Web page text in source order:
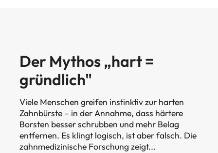
Der Mythos „hart =
gründlich"
Viele Menschen greifen instinktiv zur harten
Zahnbürste – in der Annahme, dass härtere
Borsten besser schrubben und mehr Belag
entfernen. Es klingt logisch, ist aber falsch. Die
zahnmedizinische Forschung zeigt...